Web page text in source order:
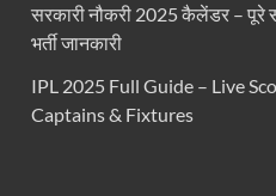
सरकारी नौकरी 2025 कैलेंडर – पूरे
भर्ती जानकारी
IPL 2025 Full Guide – Live
Captains & Fixtures